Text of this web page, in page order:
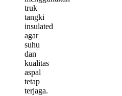
truk
tangki
insulated
agar
suhu
dan
kualitas
aspal
tetap
terjaga.